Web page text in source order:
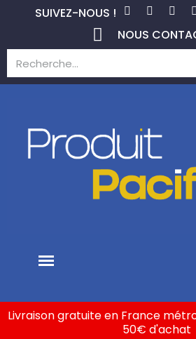
SUIVEZ-NOUS !
NOUS
Livraison gratuite en France
50€ d'achat